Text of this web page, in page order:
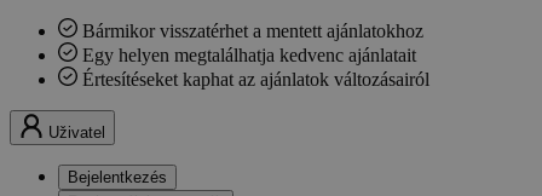
Bármikor visszatérhet a mentett ajánlatokhoz
Egy helyen megtalálhatja kedvenc ajánlatait
Értesítéseket kaphat az ajánlatok változásairól
Uživatel
Bejelentkezés